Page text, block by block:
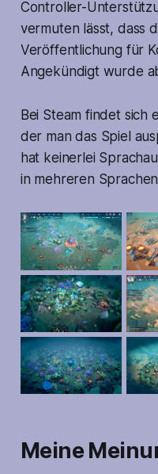
Controller-
vermuten lässt, dass
Veröffentlichung für
Angekündigt wurde
Bei Steam findet sich
der man das Spiel
hat keinerlei
in mehreren
Meine